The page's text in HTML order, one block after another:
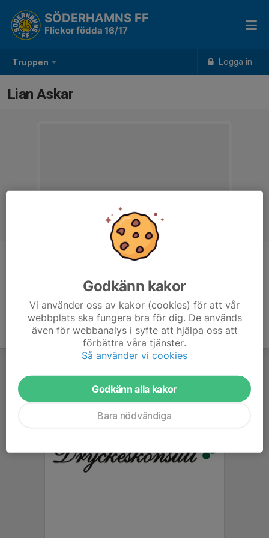
Truppen Logga in
SÖDERHAMNS FF
Flickor födda 16/17
Lian Askar
Godkänn kakor
Vi använder oss av kakor (cookies) för att vår
webbplats ska fungera bra för dig. De används
även för webbanalys i syfte att hjälpa oss att
förbättra våra tjänster.
Så använder vi cookies
Godkänn alla kakor
Bara nödvändiga